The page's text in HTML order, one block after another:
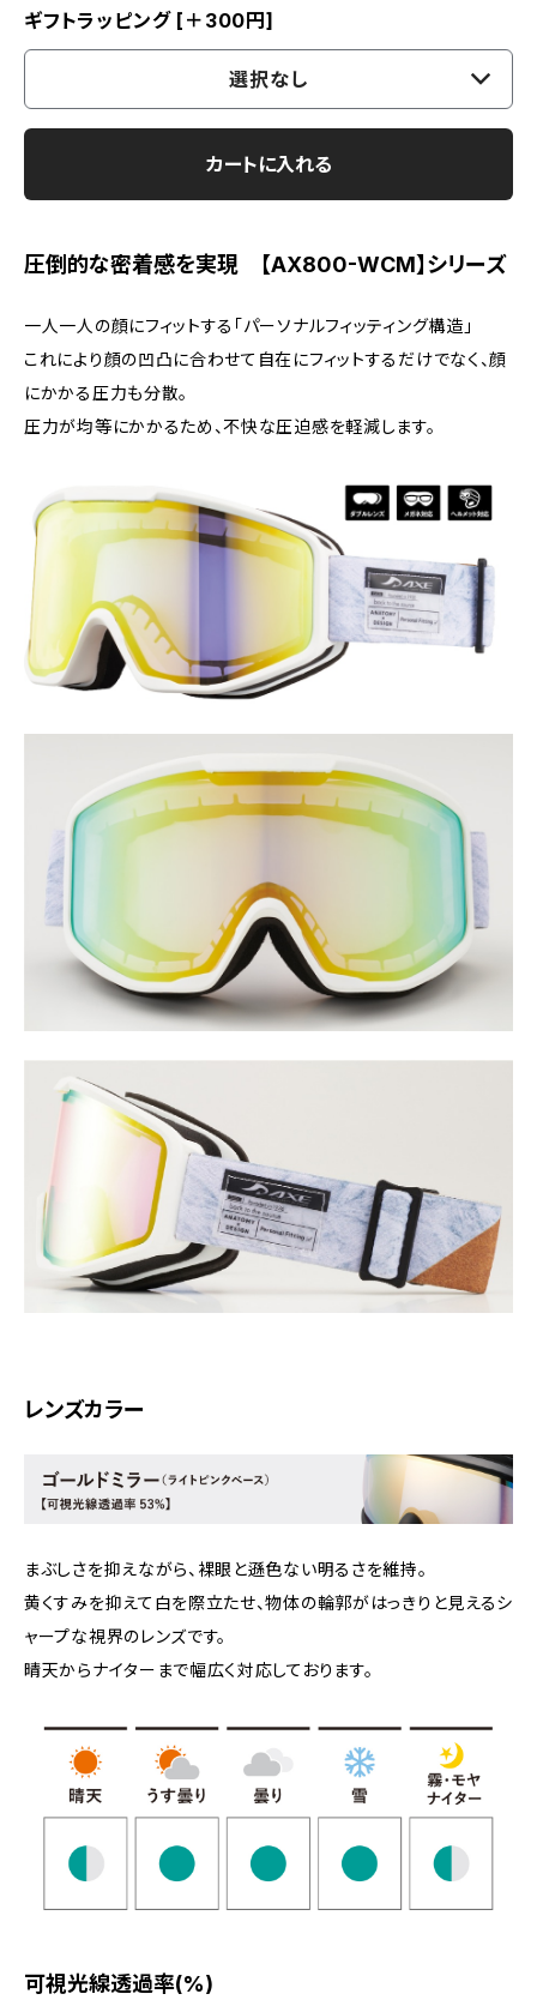
ギフトラッピング [＋300円]
選択なし
カートに入れる
圧倒的な密着感を実現 【AX800-WCM】シリーズ
一人一人の顔にフィットする「パーソナルフィッティング構造」
これにより顔の凹凸に合わせて自在にフィットするだけでなく、顔
にかかる圧力も分散。
圧力が均等にかかるため、不快な圧迫感を軽減します。
レンズカラー
まぶしさを抑えながら、裸眼と遜色ない明るさを維持。
黄くすみを抑えて白を際立たせ、物体の輪郭がはっきりと見えるシ
ャープな視界のレンズです。
晴天からナイターまで幅広く対応しております。
可視光線透過率(%)